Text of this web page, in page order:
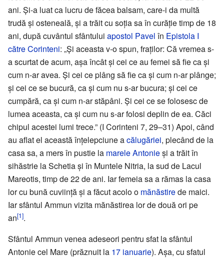
ani. Și-a luat ca lucru de făcea balsam, care-i da multă
trudă și osteneală, și a trăit cu soția sa în curăție timp de 18
ani, după cuvântul sfântului apostol Pavel în Epistola I
către Corinteni: „Și aceasta v-o spun, fraților: Că vremea s-
a scurtat de acum, așa încât și cei ce au femei să fie ca și
cum n-ar avea. Și cei ce plâng să fie ca și cum n-ar plânge;
și cei ce se bucură, ca și cum nu s-ar bucura; și cei ce
cumpără, ca și cum n-ar stăpâni. Și cei ce se folosesc de
lumea aceasta, ca și cum nu s-ar folosi deplin de ea. Căci
chipul acestei lumi trece.” (I Corinteni 7, 29–31) Apoi, când
au aflat el această înțelepciune acălugăriei, plecând de la
casa sa, a mers în pustie la marele Antonieși a trăit în
sihăstrie la Schetia și în Muntele Nitria, la sud de Lacul
Mareotis, timp de 22 de ani. Iar femeia sa a rămas la casa
lor cu bună cuviință și a făcut acolo o mănăstirede maici.
Iar sfântul Ammun vizita mănăstirea lor de două ori pe
an[1].
Sfântul Ammun venea adeseori pentru sfat la sfântul
Antonie cel Mare (prăznuit la 17 ianuarie). Așa, cu sfatul